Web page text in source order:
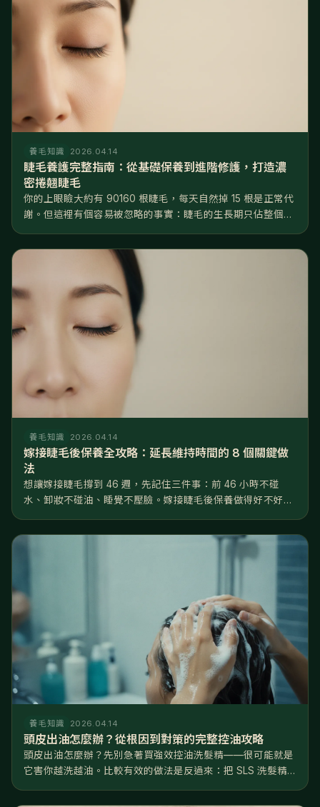
養毛知識 2026.04.14
睫毛養護完整指南：從基礎保養到進階修護，打造濃
密捲翹睫毛
你的上眼瞼大約有 90160 根睫毛，每天自然掉 15 根是正常代
謝。但這裡有個容易被忽略的事實：睫毛的生長期只佔整個週
養毛知識 2026.04.14
嫁接睫毛後保養全攻略：延長維持時間的 8 個關鍵做
法
想讓嫁接睫毛撐到 46 週，先記住三件事：前 46 小時不碰
水、卸妝不碰油、睡覺不壓臉。嫁接睫毛後保養做得好不好，
水，回家後的日常習慣才是決定壽命的關鍵。 這篇把嫁接睫毛
養毛知識 2026.04.14
頭皮出油怎麼辦？從根因到對策的完整控油攻略
頭皮出油怎麼辦？先別急著買強效控油洗髮精——很可能就是
它害你越洗越油。比較有效的做法是反過來：把 SLS 洗髮精